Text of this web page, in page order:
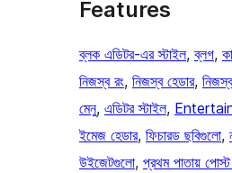
Features
ব্লক এডিটর-এর স্টাইল, ব্লগ,
নিজস্ব রং, নিজস্ব হেডার,
মেনু, এডিটর স্টাইল,
ইমেজ হেডার, ফিচারড ছবিগুলো,
উইজেটগুলো, প্রথম পাতায়